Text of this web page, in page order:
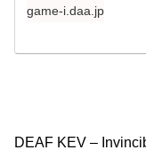
game-i.daa.jp
DEAF KEV –